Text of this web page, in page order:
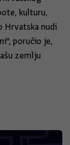
kulturu,
Hrvatska nudi
poručio je,
zemlju